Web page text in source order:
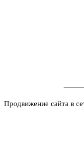
Продвижение сайта в